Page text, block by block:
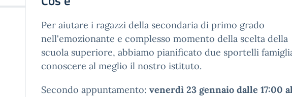
Per aiutare i ragazzi della secondaria di primo grado
nell'emozionante e complesso momento della scelta della
scuola superiore, abbiamo pianificato due sportelli
conoscere al meglio il nostro istituto.
Secondo appuntamento: venerdì 23 gennaio dalle 17:00